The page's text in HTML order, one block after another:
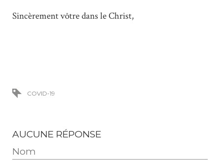
Sincèrement vôtre dans le Christ,
COVID-19
AUCUNE RÉPONSE